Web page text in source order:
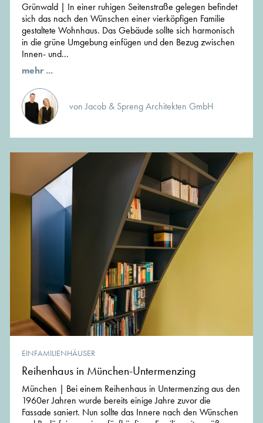
Grünwald | In einer ruhigen Seitenstraße gelegen befindet
sich das nach den Wünschen einer vierköpfigen Familie
gestaltete Wohnhaus. Das Gebäude sollte sich harmonisch
in die grüne Umgebung einfügen und den Bezug zwischen
Innen- und...
mehr ...
von Jacob & Spreng Architekten GmbH
EINFAMILIENHÄUSER
Reihenhaus in München-Untermenzing
München | Bei einem Reihenhaus in Untermenzing aus den
1960er Jahren wurde bereits einige Jahre zuvor die
Fassade saniert. Nun sollte das Innere nach den Wünschen